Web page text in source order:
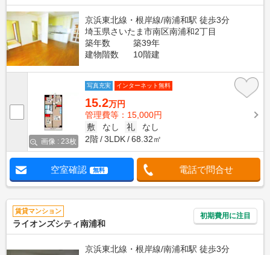
京浜東北線・根岸線/南浦和駅 徒歩3分
埼玉県さいたま市南区南浦和2丁目
築年数
築39年
建物階数
10階建
画像 : 23枚
写真充実 インターネット無料
15.2万円
管理費等：15,000円
敷
なし 礼
なし
2階
3LDK 68.32㎡
空室確認 無料 電話で問合せ
賃貸マンション
ライオンズシティ南浦和
初期費用に注目
京浜東北線・根岸線/南浦和駅 徒歩3分